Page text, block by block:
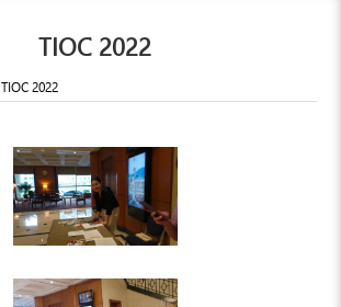
TIOC 2022
TIOC 2022